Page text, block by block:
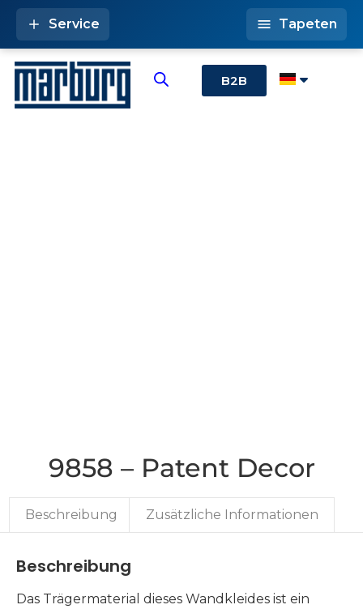
B2B
Service Tapeten
9858 – Patent Decor
Beschreibung Zusätzliche Informationen
Beschreibung
Das Trägermaterial dieses Wandkleides ist ein